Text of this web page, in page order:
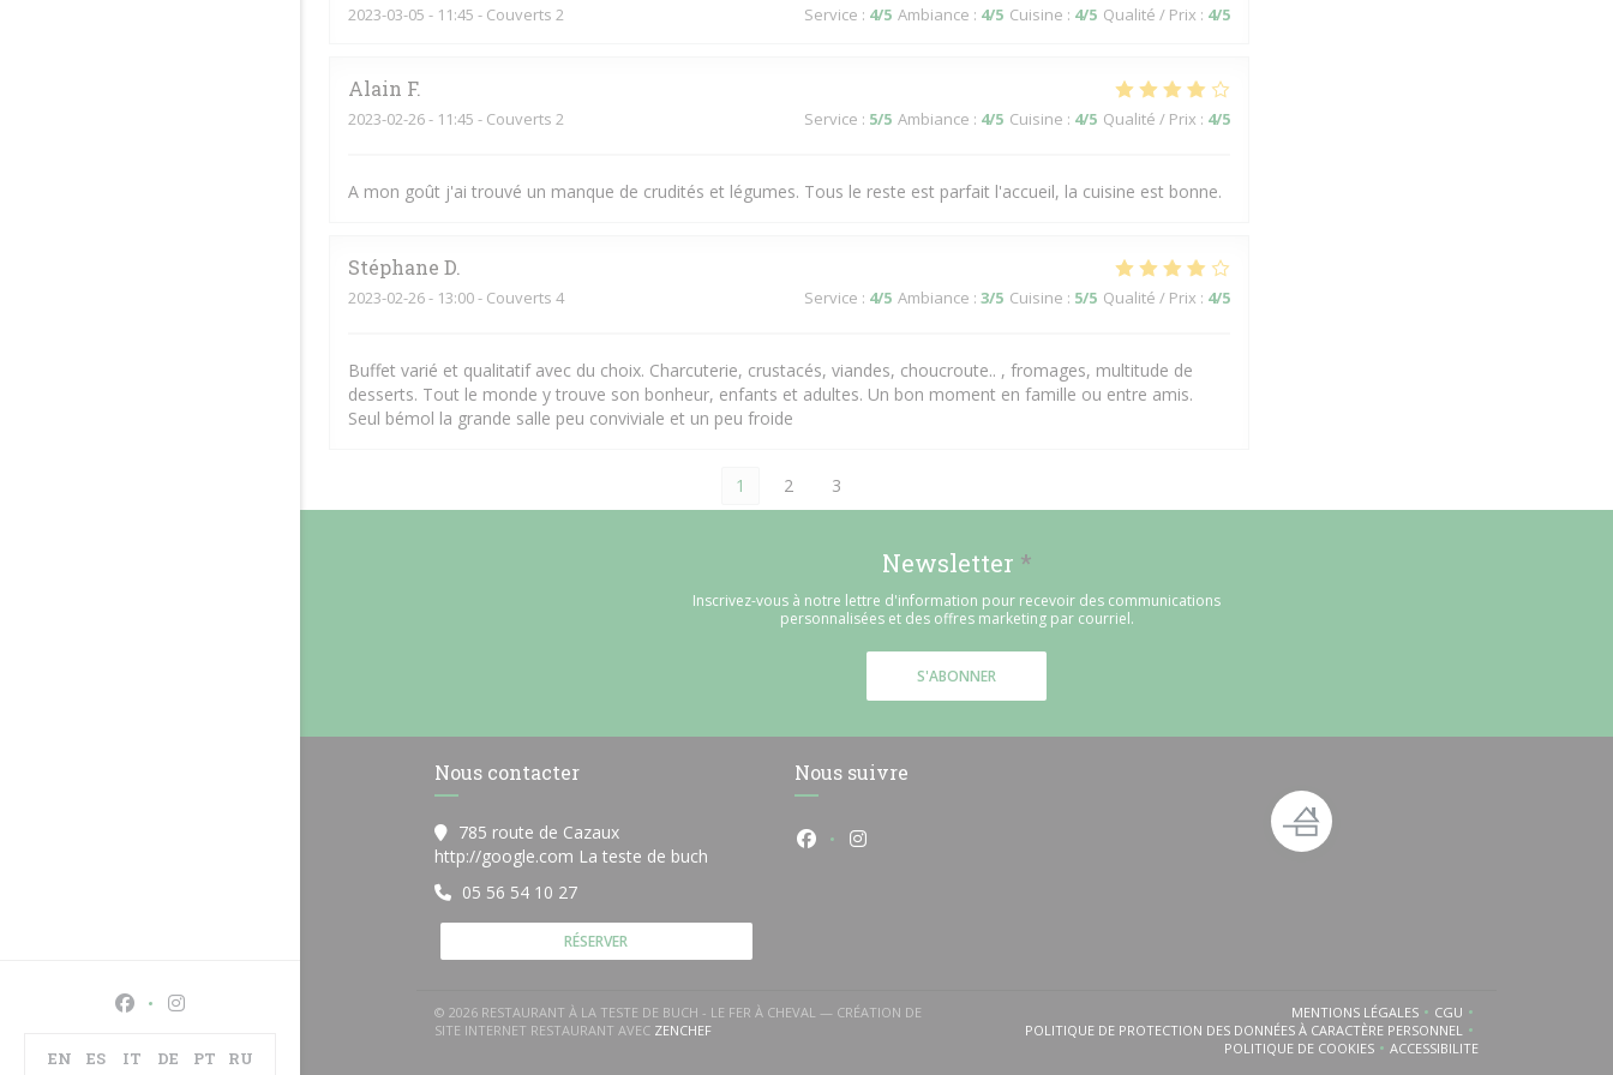
Facebook ((ouvre une nouvelle fenêtre))
Instagram ((ouvre une nouvelle fenêtre))
EN ES IT DE PT RU
2023-03-05 - 11:45 - Couverts 2 Service : 4/5 Ambiance : 4/5 Cuisine : 4/5 Qualité / Prix : 4/5
Alain F
2023-02-26- 11:45 - Couverts 2 Service : 5/5 Ambiance : 4/5 Cuisine : 4/5 Qualité / Prix : 4/5
A mon goût j'ai trouvé un manque de crudités et légumes. Tous le reste est parfait l'accueil, la cuisine est bonne.
Stéphane D
2023-02-26- 13:00 - Couverts 4 Service : 4/5 Ambiance : 3/5 Cuisine : 5/5 Qualité / Prix : 4/5
Buffet varié et qualitatif avec du choix. Charcuterie, crustacés, viandes, choucroute.. , fromages, multitude de
desserts. Tout le monde y trouve son bonheur, enfants et adultes. Un bon moment en famille ou entre amis.
Seul bémol la grande salle peu conviviale et un peu froide
1 2 3
Newsletter *
Inscrivez-vous à notre lettre d'information pour recevoir des communications
personnalisées et des offres marketing par courriel.
S'ABONNER
Nous contacter
785 route de Cazaux
http://google.com La teste de buch ((ouvre une nouvelle fenêtre))
05 56 54 10 27
RÉSERVER
Nous suivre
Facebook ((ouvre une nouvelle fenêtre))
Instagram ((ouvre une nouvelle fenêtre))
© 2026 RESTAURANT À LA TESTE DE BUCH - LE FER À CHEVAL — CRÉATION DE
SITE INTERNET RESTAURANT AVEC ZENCHEF((OUVRE UNE NOUVELLE FENÊTRE))
MENTIONS LÉGALES((OUVRE UNE NOUVELLE FENÊTRE))
CGU((OUVRE UNE NOUVELLE
POLITIQUE DE PROTECTION DES DONNÉES À CARACTÈRE PERSONNEL
((OUVRE UNE NOUVELLE FENÊTRE))
POLITIQUE DE COOKIES((OUVRE UNE NOUVELLE FENÊTRE))
ACCESSIBILITE((OUVRE UNE NOUVELLE